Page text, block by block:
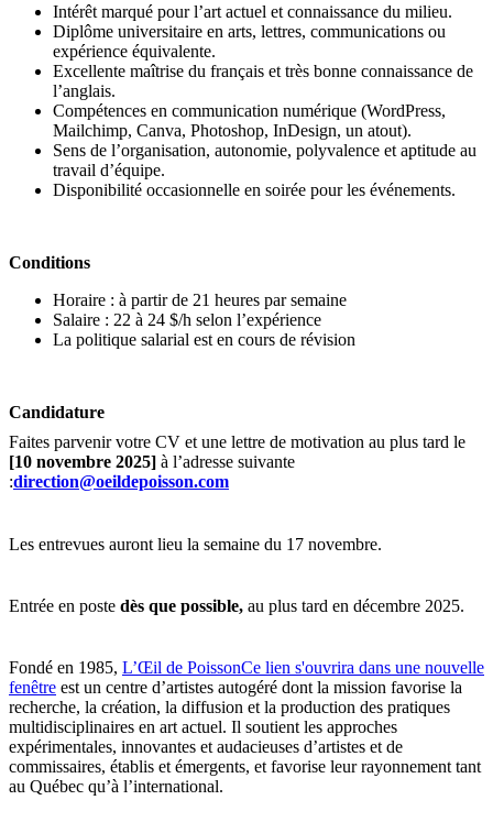
Intérêt marqué pour l’art actuel et connaissance du milieu.
Diplôme universitaire en arts, lettres, communications ou
expérience équivalente.
Excellente maîtrise du français et très bonne connaissance de
l’anglais.
Compétences en communication numérique (WordPress,
Mailchimp, Canva, Photoshop, InDesign, un atout).
Sens de l’organisation, autonomie, polyvalence et aptitude au
travail d’équipe.
Disponibilité occasionnelle en soirée pour les événements.
Conditions
Horaire : à partir de 21 heures par semaine
Salaire : 22 à 24 $/h selon l’expérience
La politique salarial est en cours de révision
Candidature
Faites parvenir votre CV et une lettre de motivation au plus tard le
[10 novembre 2025] à l’adresse suivante
:direction@oeildepoisson.com
Les entrevues auront lieu la semaine du 17 novembre.
Entrée en poste dès que possible, au plus tard en décembre 2025.
Fondé en 1985, L’Œil de PoissonCe lien s'ouvrira dans une nouvelle
fenêtre est un centre d’artistes autogéré dont la mission favorise la
recherche, la création, la diffusion et la production des pratiques
multidisciplinaires en art actuel. Il soutient les approches
expérimentales, innovantes et audacieuses d’artistes et de
commissaires, établis et émergents, et favorise leur rayonnement tant
au Québec qu’à l’international.